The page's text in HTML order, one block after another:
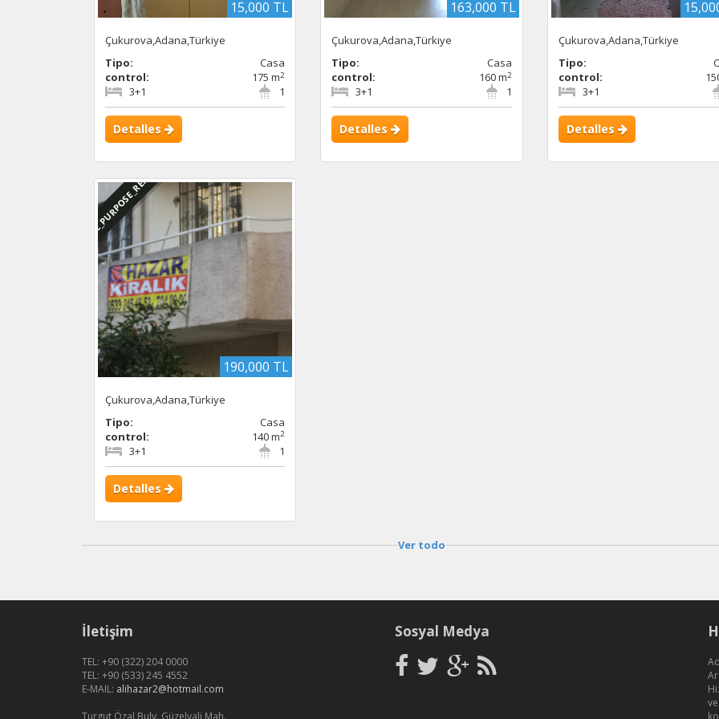
15,000 TL
Çukurova,Adana,Türkiye
Tipo:
Casa
control:
175 m2
1
3+1
Detalles
163,000 TL
Çukurova,Adana,Türkiye
Tipo:
Casa
control:
160 m2
1
3+1
Detalles
Çukurova,Adana,Türkiye
Tipo:
control:
3+1
Detalles
DBC_PURPOSE_RENTED
190,000 TL
Çukurova,Adana,Türkiye
Tipo:
Casa
control:
140 m2
1
3+1
Detalles
Ver todo
İletişim
TEL: +90 (322) 204 0000
TEL: +90 (533) 245 4552
E-MAIL: alihazar2@hotmail.com
Turgut Özal Bulv. Güzelyali Mah.
Sosyal Medya